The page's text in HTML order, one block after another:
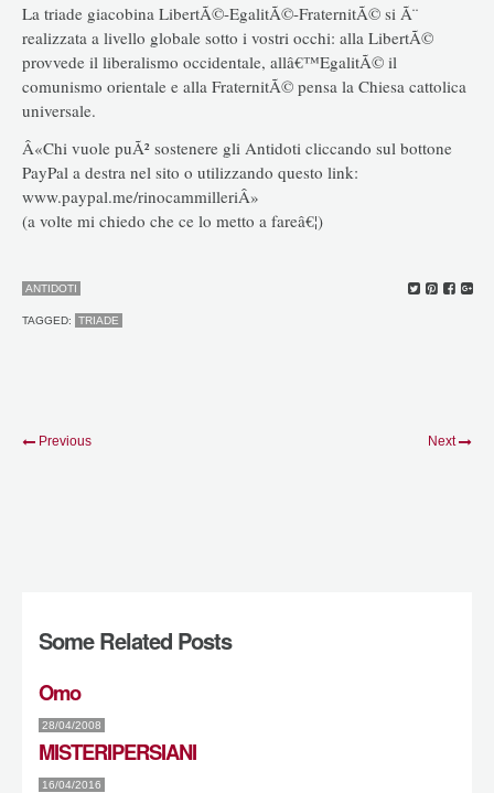
La triade giacobina LibertÃ©-EgalitÃ©-FraternitÃ© si Ã¨
realizzata a livello globale sotto i vostri occhi: alla LibertÃ©
provvede il liberalismo occidentale, allâ€™EgalitÃ© il
comunismo orientale e alla FraternitÃ© pensa la Chiesa cattolica
universale.
Â«Chi vuole puÃ² sostenere gli Antidoti cliccando sul bottone
PayPal a destra nel sito o utilizzando questo link:
www.paypal.me/rinocammilleriÂ»
(a volte mi chiedo che ce lo metto a fareâ€¦)
ANTIDOTI
TAGGED: TRIADE
Previous Next
Some Related Posts
Omo
28/04/2008
MISTERIPERSIANI
16/04/2016